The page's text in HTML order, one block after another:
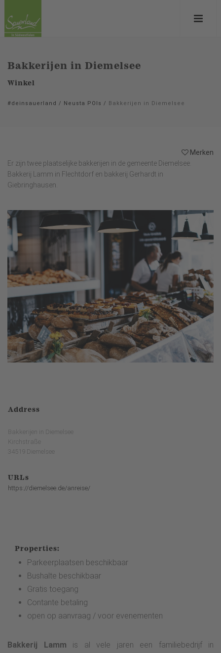
Bakkerijen in Diemelsee
Winkel
#deinsauerland / Neusta POIs / Bakkerijen in Diemelsee
Merken
Er zijn twee plaatselijke bakkerijen in de gemeente Diemelsee.
Bakkerij Lamm in Flechtdorf en bakkerij Gerhardt in
Giebringhausen.
Address
Bakkerijen in Diemelsee
Kirchstraße
34519 Diemelsee
URLs
https://diemelsee.de/anreise/
Properties:
Parkeerplaatsen beschikbaar
Bushalte beschikbaar
Gratis toegang
Contante betaling
open op aanvraag / voor evenementen
Bakkerij Lamm is al vele jaren een familiebedrijf in